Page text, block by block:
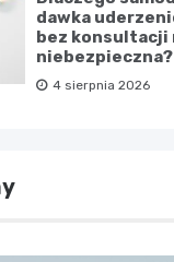
dawka
bez konsultacji
niebezpieczna?
4 sierpnia 2026